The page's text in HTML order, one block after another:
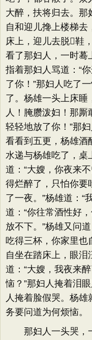
大醉，扶将归去。那
自和迎儿搀上楼梯去
床上，迎儿去脱鞋
看了那妇人，一时蓦
指着那妇人骂道：“
了你！”那妇人吃了
了。杨雄一头上床睡
人！腌臜泼妇！那
轻轻地放了你！”那
看看到五更，杨雄酒
水递与杨雄吃了，桌
道：“大嫂，你夜来
得烂醉了，只怕你要
了一夜。”杨雄道：“
道：“你往常酒性好
放不下。”杨雄又问
吃得三杯，你家里也
自坐在踏床上，眼
道：“大嫂，我夜来
恼？”那妇人掩着泪
人掩着脸假哭。杨雄
务要问道为何烦恼。
那妇人一头哭，一